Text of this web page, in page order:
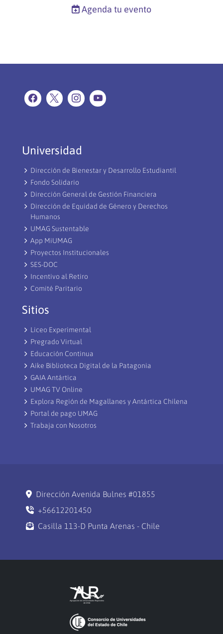
Agenda tu evento
Universidad
Dirección de Bienestar y Desarrollo Estudiantil
Fondo Solidario
Dirección General de Gestión Financiera
Dirección de Equidad de Género y Derechos
Humanos
UMAG Sustentable
App MiUMAG
Proyectos Institucionales
SES-DOC
Incentivo al Retiro
Comité Paritario
Sitios
Liceo Experimental
Pregrado Virtual
Educación Continua
Aike Biblioteca Digital de la Patagonia
GAIA Antártica
UMAG TV Online
Explora Región de Magallanes y Antártica Chilena
Portal de pago UMAG
Trabaja con Nosotros
Dirección Avenida Bulnes #01855
+56612201450
Casilla 113-D Punta Arenas - Chile